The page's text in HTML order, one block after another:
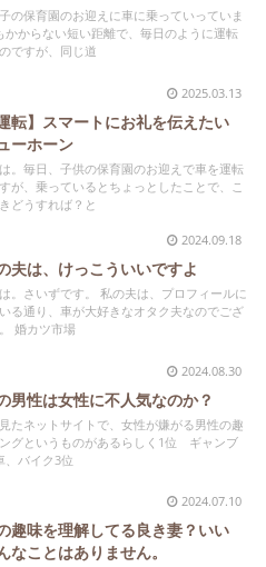
の保育園のお迎えに車に乗っていっていま
かからない短い距離で、毎日のように運転
ですが、同じ道
2025.03.13
転】スマートにお礼を伝えたい
ーホーン
。毎日、子供の保育園のお迎えで車を運転
が、乗っているとちょっとしたことで、こ
どうすれば？と
2024.09.18
夫は、けっこういいですよ
。さいずです。 私の夫は、プロフィールに
る通り、車が大好きなオタク夫なのでござ
婚カツ市場
2024.08.30
男性は女性に不人気なのか？
たネットサイトで、女性が嫌がる男性の趣
グというものがあるらしく1位 ギャンブ
バイク3位
2024.07.10
趣味を理解してる良き妻？いい
なことはありません。